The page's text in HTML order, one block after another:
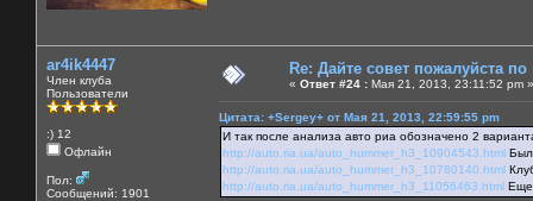
ar4ik4447
Член клуба
Пользователи
:) 12
Офлайн
Пол:
Сообщений: 1901
Re: Дайте совет пожалуйста
« Ответ #24 : Мая 21, 2013, 23:11:52 pm »
Цитата: +Sergey+ от Мая 21, 2013, 22:59:55 pm
И так после анализа авто риа обозначено 2
http://auto.ria.ua/auto_hummer_h3_10904543.html Был
http://auto.ria.ua/auto_hummer_h3_10780140.html
http://auto.ria.ua/auto_hummer_h3_11056463.html Еще